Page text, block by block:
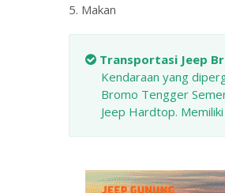
5. Makan
Transportasi Jeep
Kendaraan yang
Bromo Tengger
Jeep Hardtop.